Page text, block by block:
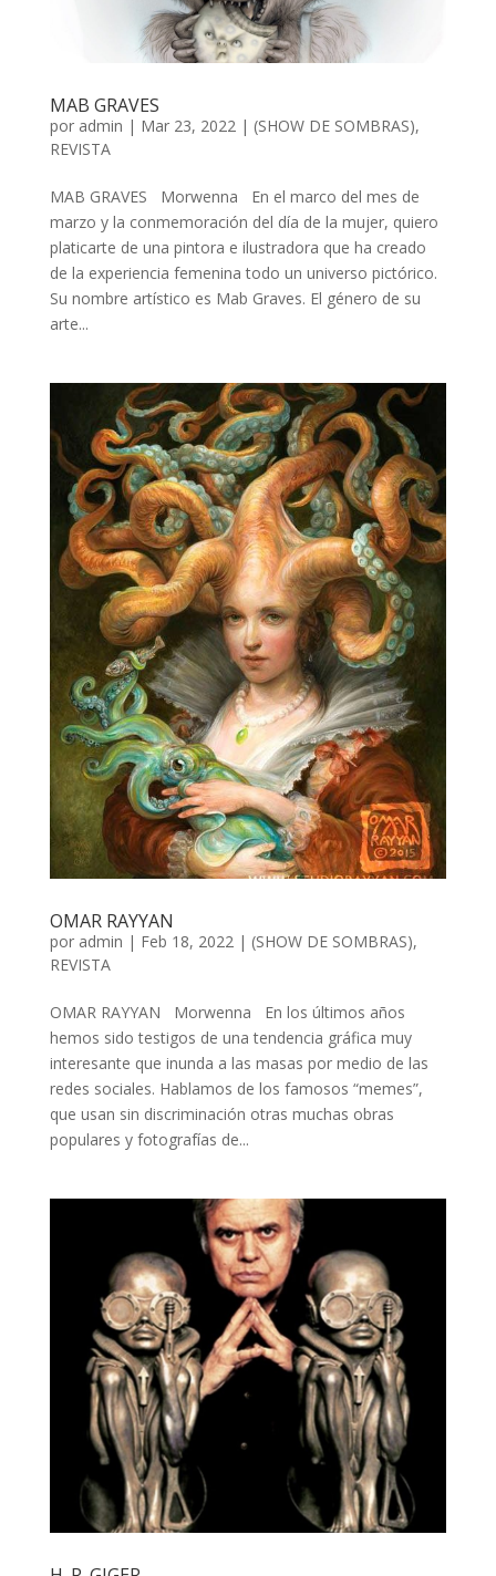
MAB GRAVES
por admin | Mar 23, 2022 | (SHOW DE SOMBRAS),
REVISTA
MAB GRAVES Morwenna En el marco del mes de
marzo y la conmemoración del día de la mujer, quiero
platicarte de una pintora e ilustradora que ha creado
de la experiencia femenina todo un universo pictórico.
Su nombre artístico es Mab Graves. El género de su
arte...
OMAR RAYYAN
por admin | Feb 18, 2022 | (SHOW DE SOMBRAS),
REVISTA
OMAR RAYYAN Morwenna En los últimos años
hemos sido testigos de una tendencia gráfica muy
interesante que inunda a las masas por medio de las
redes sociales. Hablamos de los famosos “memes”,
que usan sin discriminación otras muchas obras
populares y fotografías de...